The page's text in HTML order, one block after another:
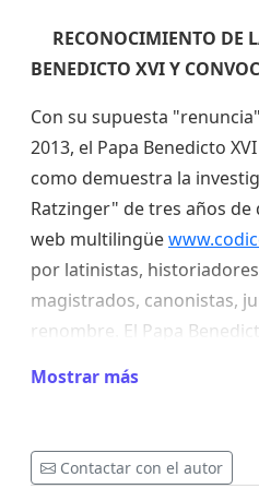
RECONOCIMIENTO DE
BENEDICTO XVI Y
Con su supuesta
2013, el Papa Benedicto
como demuestra la
Ratzinger" de tres años de
web multilingüe
por latinistas,
magistrados, canonistas,
renombre. El Papa
"se ofreció libremente"
dejándose colocar en una
Mostrar más
Contactar con el autor